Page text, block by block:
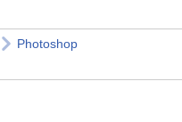
Photoshop